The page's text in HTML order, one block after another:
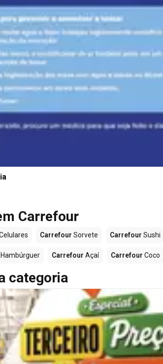
Carrefour
Carrefour Sorvete Carrefour Sushi
Hambúrguer Carrefour Açaí Carrefour Coco
categoria